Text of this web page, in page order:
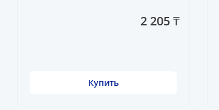
2 205 ₸
Купить